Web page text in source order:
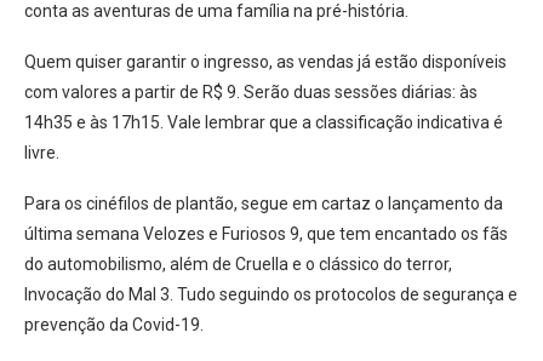
conta as aventuras de uma família na pré-história.
Quem quiser garantir o ingresso, as vendas já estão disponíveis
com valores a partir de R$ 9. Serão duas sessões diárias: às
14h35 e às 17h15. Vale lembrar que a classificação indicativa é
livre.
Para os cinéfilos de plantão, segue em cartaz o lançamento da
última semana Velozes e Furiosos 9, que tem encantado os fãs
do automobilismo, além de Cruella e o clássico do terror,
Invocação do Mal 3. Tudo seguindo os protocolos de segurança e
prevenção da Covid-19.